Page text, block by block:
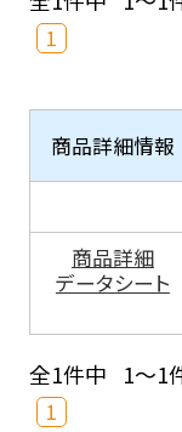
1
商品詳細情報
商品詳細
データシート
全1件中 1～1
1